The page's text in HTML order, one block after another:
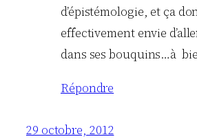
d’épistémologie, et ça
effectivement envie
dans ses bouquins…à
Répondre
29 octobre, 2012